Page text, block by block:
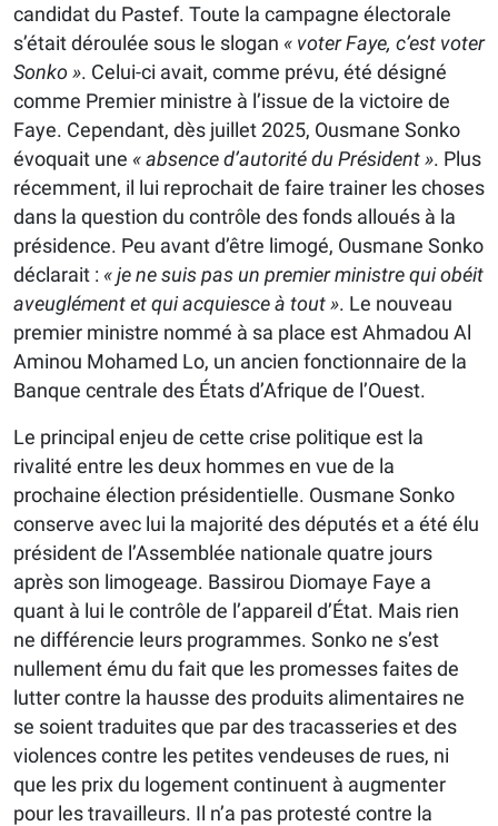
candidat du Pastef. Toute la campagne électorale
s’était déroulée sous le slogan « voter Faye, c’est voter
Sonko ». Celui-ci avait, comme prévu, été désigné
comme Premier ministre à l’issue de la victoire de
Faye. Cependant, dès juillet 2025, Ousmane Sonko
évoquait une « absence d’autorité du Président ». Plus
récemment, il lui reprochait de faire trainer les choses
dans la question du contrôle des fonds alloués à la
présidence. Peu avant d’être limogé, Ousmane Sonko
déclarait : « je ne suis pas un premier ministre qui obéit
aveuglément et qui acquiesce à tout ». Le nouveau
premier ministre nommé à sa place est Ahmadou Al
Aminou Mohamed Lo, un ancien fonctionnaire de la
Banque centrale des États d’Afrique de l’Ouest.
Le principal enjeu de cette crise politique est la
rivalité entre les deux hommes en vue de la
prochaine élection présidentielle. Ousmane Sonko
conserve avec lui la majorité des députés et a été élu
président de l’Assemblée nationale quatre jours
après son limogeage. Bassirou Diomaye Faye a
quant à lui le contrôle de l’appareil d’État. Mais rien
ne différencie leurs programmes. Sonko ne s’est
nullement ému du fait que les promesses faites de
lutter contre la hausse des produits alimentaires ne
se soient traduites que par des tracasseries et des
violences contre les petites vendeuses de rues, ni
que les prix du logement continuent à augmenter
pour les travailleurs. Il n’a pas protesté contre la